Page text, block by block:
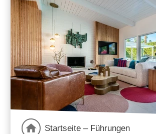
Startseite – Führungen